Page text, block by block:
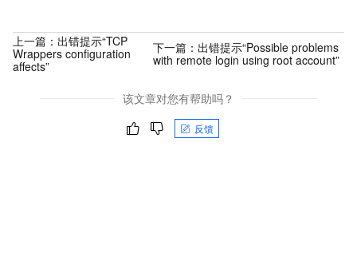
上一篇： 出错提示“TCP
Wrappers configuration
affects”
下一篇： 出错提示“Possible problems
with remote login using root account”
该文章对您有帮助吗？
反馈